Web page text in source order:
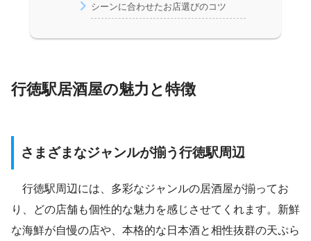
シーンに合わせたお店選びのコツ
行徳駅居酒屋の魅力と特徴
さまざまなジャンルが揃う行徳駅周辺
行徳駅周辺には、多彩なジャンルの居酒屋が揃ってお
り、どの店舗も個性的な魅力を感じさせてくれます。新鮮
な海鮮が自慢の店や、本格的な日本酒と相性抜群の天ぷら